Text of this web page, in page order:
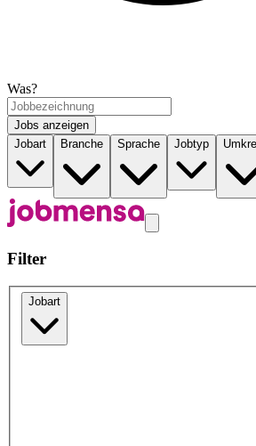
Was?
Jobs anzeigen
Jobart
Branche Sprache Jobtyp
Filter
Jobart